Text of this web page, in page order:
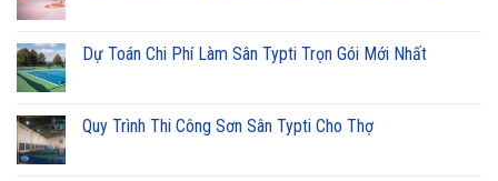
Dự Toán Chi Phí Làm Sân Typti Trọn Gói Mới Nhất
Quy Trình Thi Công Sơn Sân Typti Cho Thợ